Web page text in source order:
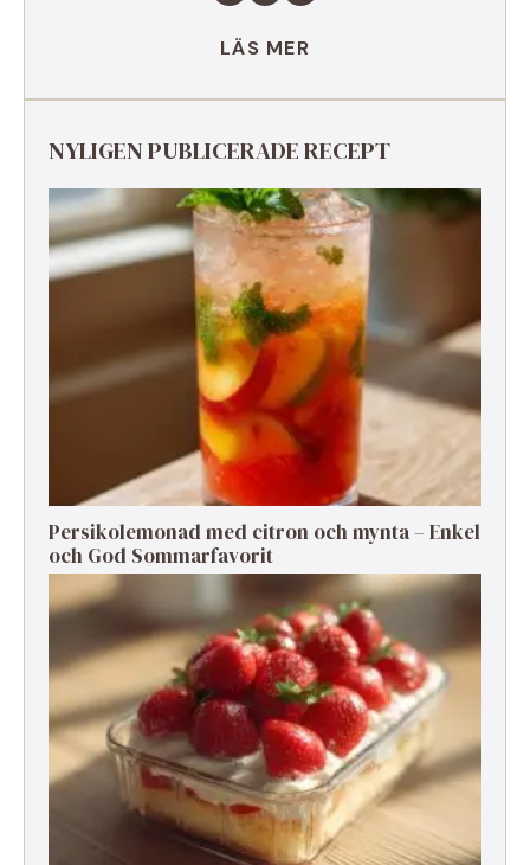
LÄS MER
NYLIGEN PUBLICERADE RECEPT
Persikolemonad med citron och mynta – Enkel
och God Sommarfavorit